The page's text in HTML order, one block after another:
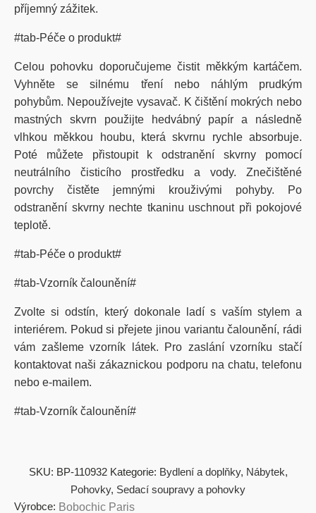
příjemný zážitek.
#tab-Péče o produkt#
Celou pohovku doporučujeme čistit měkkým kartáčem.
Vyhněte se silnému tření nebo náhlým prudkým
pohybům. Nepoužívejte vysavač. K čištění mokrých nebo
mastných skvrn použijte hedvábný papír a následně
vlhkou měkkou houbu, která skvrnu rychle absorbuje.
Poté můžete přistoupit k odstranění skvrny pomocí
neutrálního čisticího prostředku a vody. Znečištěné
povrchy čistěte jemnými krouživými pohyby. Po
odstranění skvrny nechte tkaninu uschnout při pokojové
teplotě.
#tab-Péče o produkt#
#tab-Vzorník čalounění#
Zvolte si odstín, který dokonale ladí s vaším stylem a
interiérem. Pokud si přejete jinou variantu čalounění, rádi
vám zašleme vzorník látek. Pro zaslání vzorníku stačí
kontaktovat naši zákaznickou podporu na chatu, telefonu
nebo e-mailem.
#tab-Vzorník čalounění#
SKU: BP-110932 Kategorie: Bydlení a doplňky, Nábytek,
Pohovky, Sedací soupravy a pohovky
Výrobce: Bobochic Paris